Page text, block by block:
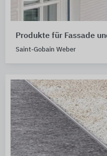
Produkte für Fassade
Saint-Gobain Weber